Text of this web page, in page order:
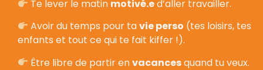
Te lever le matin motivé.ed’aller travailler.
Avoir du temps pour tavie perso (tes loisirs, tes
enfants et tout ce qui te fait kiffer !).
Être libre de partir envacancesquand tu veux.